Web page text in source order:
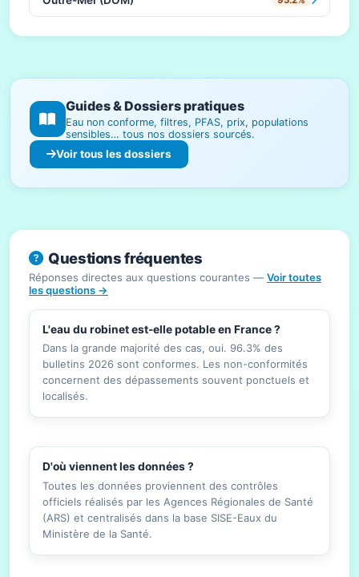
Guides & Dossiers pratiques
Eau non conforme, filtres, PFAS, prix, populations
sensibles… tous nos dossiers sourcés.
Voir tous les dossiers
Questions fréquentes
Réponses directes aux questions courantes — Voir toutes
les questions →
L'eau du robinet est-elle potable en France ?
Dans la grande majorité des cas, oui. 96.3% des
bulletins 2026 sont conformes. Les non-conformités
concernent des dépassements souvent ponctuels et
localisés.
D'où viennent les données ?
Toutes les données proviennent des contrôles
officiels réalisés par les Agences Régionales de Santé
(ARS) et centralisés dans la base SISE-Eaux du
Ministère de la Santé.